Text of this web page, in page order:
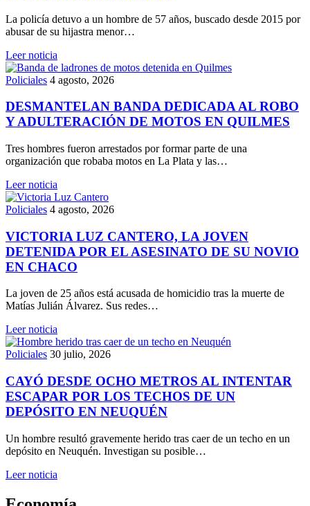
La policía detuvo a un hombre de 57 años, buscado desde 2015 por
abusar de su hijastra menor…
Leer noticia
Policiales 4 agosto, 2026
DESMANTELAN BANDA DEDICADA AL ROBO
Y ADULTERACIÓN DE MOTOS EN QUILMES
Tres hombres fueron arrestados por formar parte de una
organización que robaba motos en La Plata y las…
Leer noticia
Policiales 4 agosto, 2026
VICTORIA LUZ CANTERO, LA JOVEN
DETENIDA POR EL ASESINATO DE SU NOVIO
EN CHACO
La joven de 25 años está acusada de homicidio tras la muerte de
Matías Julián Álvarez. Sus redes…
Leer noticia
Policiales 30 julio, 2026
CAYÓ DESDE OCHO METROS AL INTENTAR
ESCAPAR POR LOS TECHOS DE UN
DEPÓSITO EN NEUQUÉN
Un hombre resultó gravemente herido tras caer de un techo en un
depósito en Neuquén. Investigan su posible…
Leer noticia